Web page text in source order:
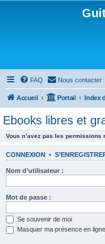
FAQ Nous contacter
Accueil Portail
Ebooks libres et
Vous n’avez pas les
CONNEXION •
Nom d’utilisateur :
Mot de passe :
Se souvenir de moi
Masquer ma présence en